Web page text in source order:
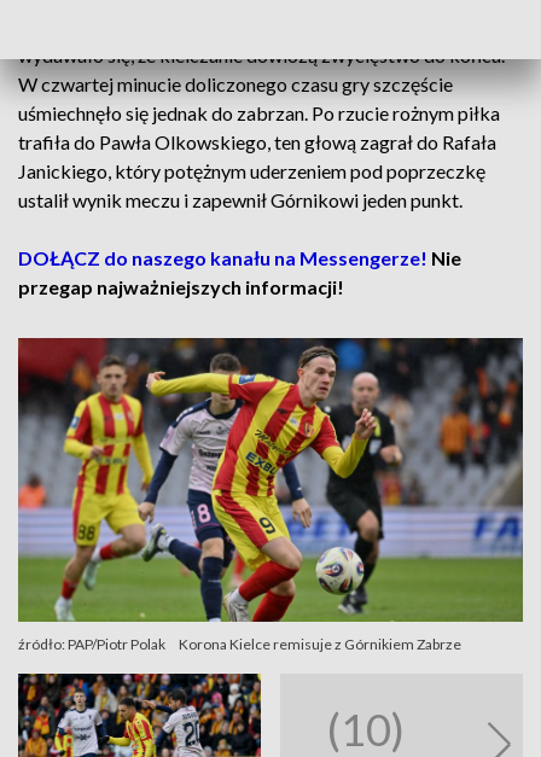
wydawało się, że kielczanie dowiozą zwycięstwo do końca.
W czwartej minucie doliczonego czasu gry szczęście
uśmiechnęło się jednak do zabrzan. Po rzucie rożnym piłka
trafiła do Pawła Olkowskiego, ten głową zagrał do Rafała
Janickiego, który potężnym uderzeniem pod poprzeczkę
ustalił wynik meczu i zapewnił Górnikowi jeden punkt.
DOŁĄCZ do naszego kanału na Messengerze! Nie
przegap najważniejszych informacji!
źródło: PAP/Piotr Polak Korona Kielce remisuje z Górnikiem Zabrze
(10)